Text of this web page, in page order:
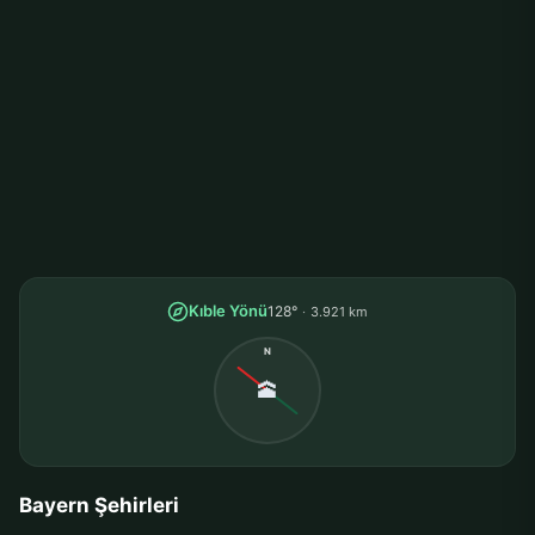
Kıble Yönü128° 3.921 km
N
🕋
Bayern Şehirleri